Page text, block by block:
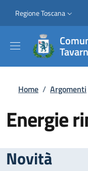
Slim top
Regione Toscana
Briciole
Home / Argomenti
Energie
Novità